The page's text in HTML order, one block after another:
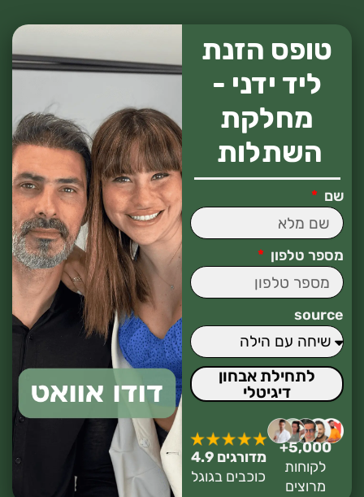
טופס הזנת
ליד ידני -
מחלקת
השתלות
שם
מספר טלפון
source
לתחילת אבחון
דיגיטלי
5,000+
לקוחות
מרוצים
מדורגים 4.9
כוכבים בגוגל